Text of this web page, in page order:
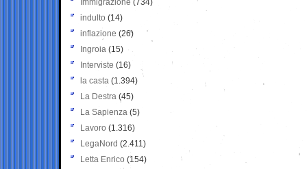
Immigrazione (734)
indulto (14)
inflazione (26)
Ingroia (15)
Interviste (16)
la casta (1.394)
La Destra (45)
La Sapienza (5)
Lavoro (1.316)
LegaNord (2.411)
Letta Enrico (154)